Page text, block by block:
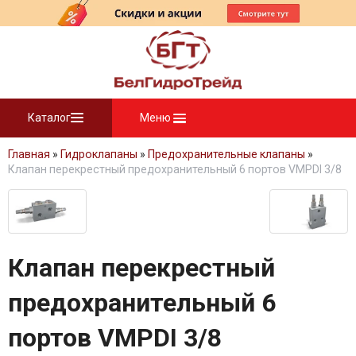
Каталог Меню
Главная » Гидроклапаны » Предохранительные клапаны »
Клапан перекрестный предохранительный 6 портов VMPDI 3/8
Клапан перекрестный
предохранительный 6
портов VMPDI 3/8